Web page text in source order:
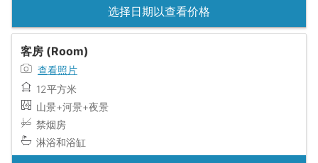
选择日期以查看价格
客房 (Room)
查看照片
12平方米
山景+河景+夜景
禁烟房
淋浴和浴缸